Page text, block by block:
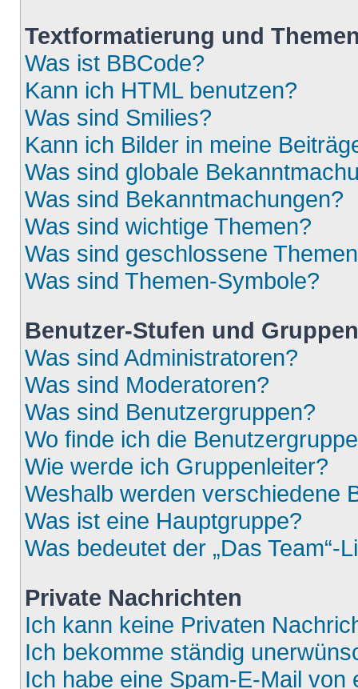
Textformatierung und
Was ist BBCode?
Kann ich HTML benutzen?
Was sind Smilies?
Kann ich Bilder in meine
Was sind globale
Was sind Bekanntmachungen?
Was sind wichtige Themen?
Was sind geschlossene
Was sind Themen-Symbole?
Benutzer-Stufen und Gruppen
Was sind Administratoren?
Was sind Moderatoren?
Was sind Benutzergruppen?
Wo finde ich die
Wie werde ich Gruppenleiter?
Weshalb werden verschiedene
Was ist eine Hauptgruppe?
Was bedeutet der „Das Team“-
Private Nachrichten
Ich kann keine Privaten
Ich bekomme ständig
Ich habe eine Spam-E-Mail